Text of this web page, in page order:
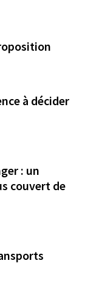
à décider
: un
couvert de